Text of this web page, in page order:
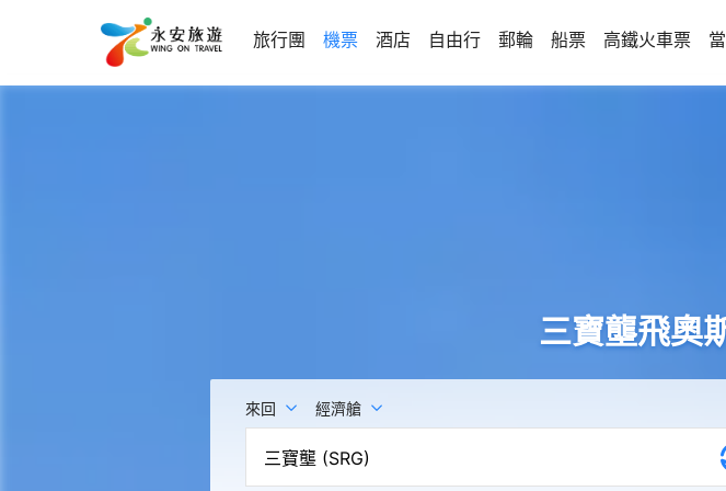
旅行團 機票 酒店 自由行 郵輪 船票 高鐵火車票
三寶壟飛奧
來回 經濟艙